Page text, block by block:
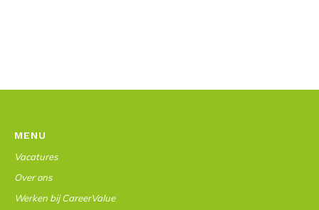
MENU
Vacatures
Over ons
Werken bij CareerValue